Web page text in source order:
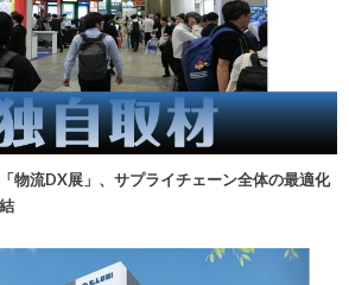
物流DX展」、サプライチェーン全体の最適化